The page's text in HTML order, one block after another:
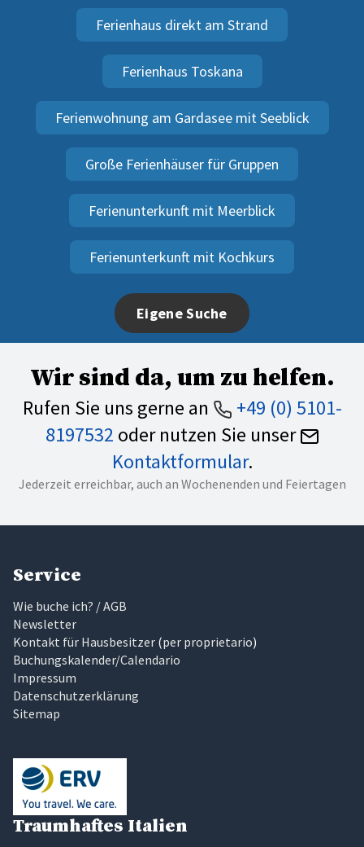
Ferienhaus direkt am Strand
Ferienhaus Toskana
Ferienwohnung am Gardasee mit Seeblick
Große Ferienhäuser für Gruppen
Ferienunterkunft mit Meerblick
Ferienunterkunft mit Kochkurs
Eigene Suche
Wir sind da, um zu helfen.
Rufen Sie uns gerne an
+49 (0) 5101-
8197532 oder nutzen Sie unser
Kontaktformular.
Jederzeit erreichbar, auch an Wochenenden und Feiertagen
Service
Wie buche ich? / AGB
Newsletter
Kontakt für Hausbesitzer (per proprietario)
Buchungskalender/Calendario
Impressum
Datenschutzerklärung
Sitemap
Traumhaftes Italien